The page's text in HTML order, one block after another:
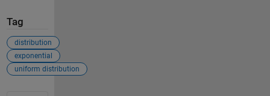
Tag
distribution
exponential
uniform distribution